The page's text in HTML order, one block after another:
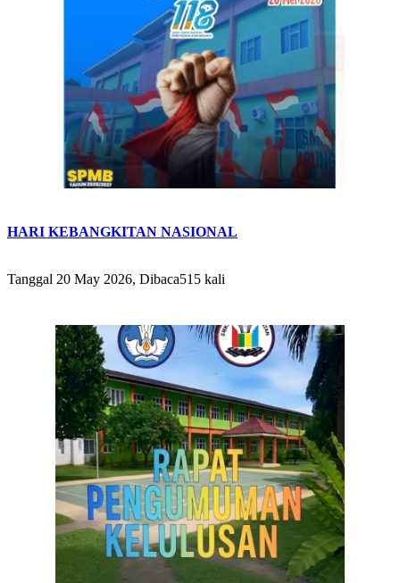
HARI KEBANGKITAN NASIONAL
Tanggal 20 May 2026, Dibaca515 kali